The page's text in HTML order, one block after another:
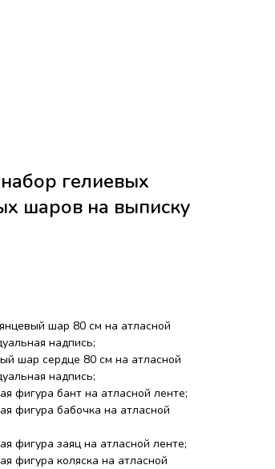
гелиевых
шаров на выписку
шар 80 см на атласной
надпись;
шар сердце 80 см на атласной
надпись;
фигура бант на атласной ленте;
фигура бабочка на атласной
фигура заяц на атласной ленте;
фигура коляска на атласной